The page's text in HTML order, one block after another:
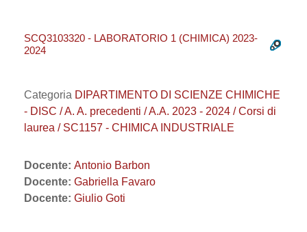
SCQ3103320 - LABORATORIO 1 (CHIMICA) 2023-
2024
Categoria DIPARTIMENTO DI SCIENZE CHIMICHE
- DISC / A. A. precedenti / A.A. 2023 - 2024 / Corsi di
laurea / SC1157 - CHIMICA INDUSTRIALE
Docente: Antonio Barbon
Docente: Gabriella Favaro
Docente: Giulio Goti